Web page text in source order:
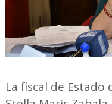
La fiscal de Estado